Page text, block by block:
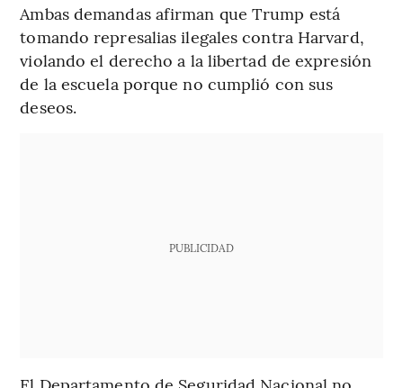
Ambas demandas afirman que Trump está
tomando represalias ilegales contra Harvard,
violando el derecho a la libertad de expresión
de la escuela porque no cumplió con sus
deseos.
PUBLICIDAD